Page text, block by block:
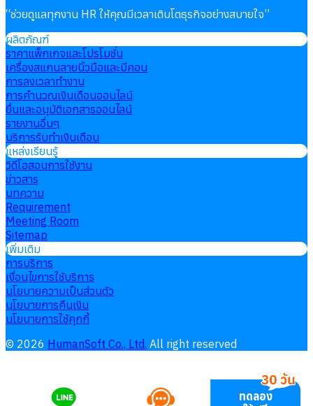
“ช่วยดูแลทุกงาน HR ให้คุณมีเวลาเติบโตธุรกิจอย่างสบายใจ”
ผลิตภัณฑ์
ราคาแพ็กเกจและโปรโมชั่น
เครื่องสแกนลายนิ้วมือและบีคอน
การลงเวลาทำงาน
การคำนวณเงินเดือนออนไลน์
ยื่นและอนุมัติเอกสารออนไลน์
รายงานอื่นๆ
บริการรับทำเงินเดือน
แหล่งเรียนรู้
วิดีโอสอนการใช้งาน
ข่าวสาร
บทความ
Requirement
Meeting Room
Sitemap
เพิ่มเติม
การบริการ
เงื่อนไขการใช้บริการ
นโยบายความเป็นส่วนตัว
นโยบายการคืนเงิน
นโยบายการใช้คุกกี้
© 2026 HumanSoft Co., Ltd. All right reserved
ทดลอง